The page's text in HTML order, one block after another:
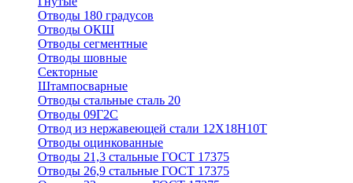
Отводы 180 градусов
Отводы ОКШ
Отводы сегментные
Отводы шовные
Секторные
Штампосварные
Отводы стальные сталь 20
Отводы 09Г2С
Отвод из нержавеющей стали 12Х18Н10Т
Отводы оцинкованные
Отводы 21,3 стальные ГОСТ 17375
Отводы 26,9 стальные ГОСТ 17375